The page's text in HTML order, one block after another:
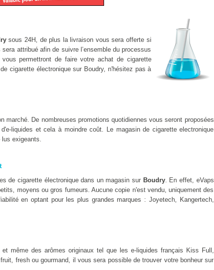
sous 24H, de plus la livraison vous sera offerte si
attribué afin de suivre l’ensemble du processus
permettront de faire votre achat de cigarette
cigarette électronique sur Boudry, n'hésitez pas à
marché. De nombreuses promotions quotidiennes vous seront proposées
liquides et cela à moindre coût. Le magasin de cigarette electronique
exigeants.
de cigarette électronique dans un magasin sur Boudry. En effet, eVaps
moyens ou gros fumeurs. Aucune copie n'est vendu, uniquement des
en optant pour les plus grandes marques : Joyetech, Kangertech,
même des arômes originaux tel que les e-liquides français Kiss Full,
fresh ou gourmand, il vous sera possible de trouver votre bonheur sur